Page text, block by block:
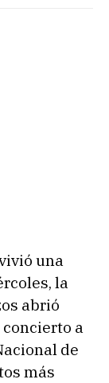
una
la
abrió
a
de
más